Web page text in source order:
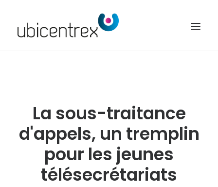
TOUTES NOS FONCTIONNALITÉS
CONTACT
ACCÈS CLIENT
La sous-traitance
d'appels, un tremplin
pour les jeunes
télésecrétariats